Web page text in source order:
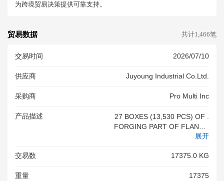
为跨境贸易决策提供可靠支持。
贸易数据 共计1,466笔
交易时间 2026/07/10
供应商 Juyoung Industrial Co.ltd.
采购商 Pro Multi Inc
产品描述
27 BOXES (13,530 PCS) OF .
FORGING PART OF FLANGE
GEAR CASE ITEM NO - 2021
FLANGE GEAR CASE ITEM N
ART OF SWING ARM ITEM N
展开
交易数 17375.0 KG
重量 17375